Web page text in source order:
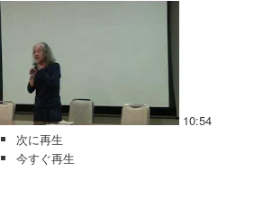
10:54
次に再生
今すぐ再生